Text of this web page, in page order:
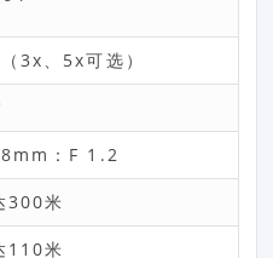
3x、5x可选）
：F 1.2
300米
110米